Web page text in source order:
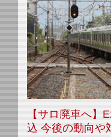
【サロ廃車へ】
込 今後の動向や